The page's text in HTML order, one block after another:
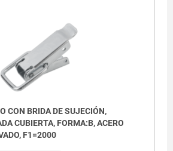
CON BRIDA DE SUJECIÓN,
CUBIERTA, FORMA:B, ACERO
F1=2000